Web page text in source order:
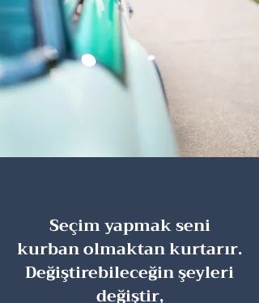
Seçim yapmak seni
kurban olmaktan kurtarır.
Değiştirebileceğin şeyleri
değiştir,